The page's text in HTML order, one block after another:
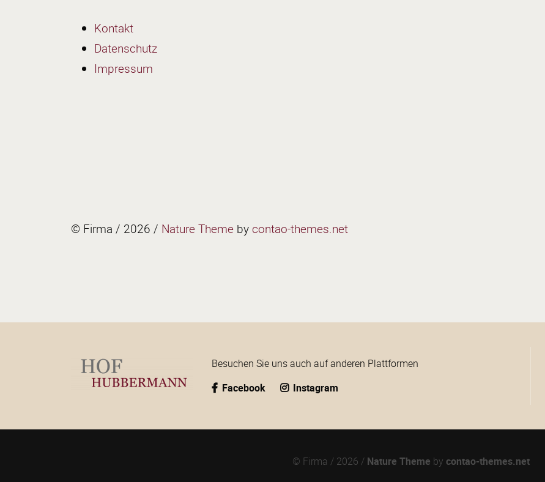
überspringen
Kontakt
Datenschutz
Impressum
© Firma / 2026 / Nature Theme by contao-themes.net
Besuchen Sie uns auch auf anderen Plattformen
Facebook
Instagram
© Firma / 2026 / Nature Theme by contao-themes.net